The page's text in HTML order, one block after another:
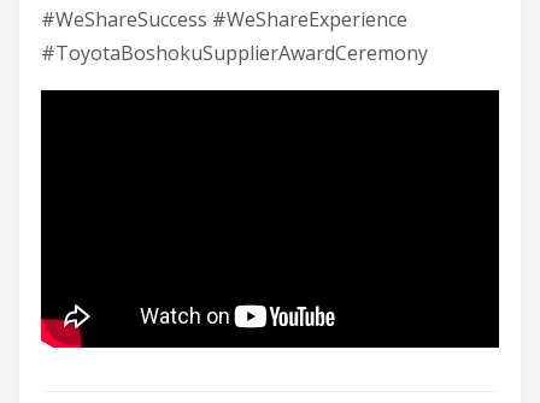
#WeShareSuccess #WeShareExperience
#ToyotaBoshokuSupplierAwardCeremony